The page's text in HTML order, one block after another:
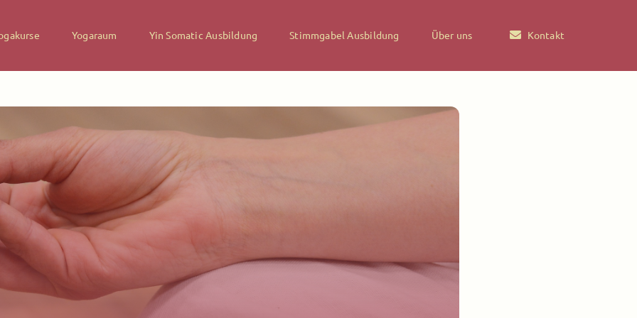
Yogaraum Yin Somatic Ausbildung Stimmgabel Ausbildung Über uns Kontakt